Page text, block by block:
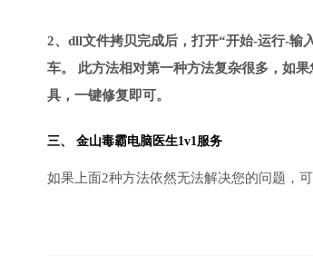
2、dll文件拷贝完成后，打开“开始-运行-输
车。 此方法相对第一种方法复杂很多，如
具，一键修复即可。
三、 金山毒霸电脑医生1v1服务
如果上面2种方法依然无法解决您的问题，